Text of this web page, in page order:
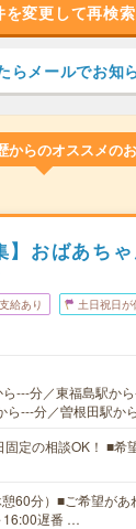
を変更して再検索
らメールでお知
からのオススメの
】おばあち
給あり 土日祝日が
---分／東福島駅か
ら---分／曽根田駅か
定の相談OK！ ■希
60分）■ご希望があ
16:00遅番 …